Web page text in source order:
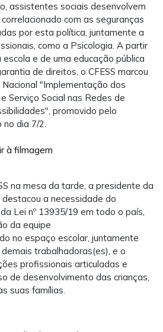
assistentes sociais desenvolvem
com as seguranças
por esta política, juntamente a
como a Psicologia. A partir
e de uma educação pública
de direitos, o CFESS marcou
"Implementação dos
Serviço Social nas Redes de
promovido pelo
no dia 7/2.
à filmagem
na mesa da tarde, a presidente da
a necessidade do
Lei nº 13935/19 em todo o país,
da equipe
no espaço escolar, juntamente
trabalhadoras(es), e o
profissionais articuladas e
de desenvolvimento das crianças,
suas famílias.